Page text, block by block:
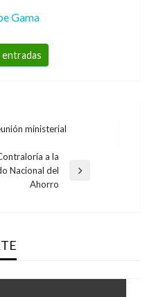
Gama
ministerial
a la
Nacional del
Ahorro